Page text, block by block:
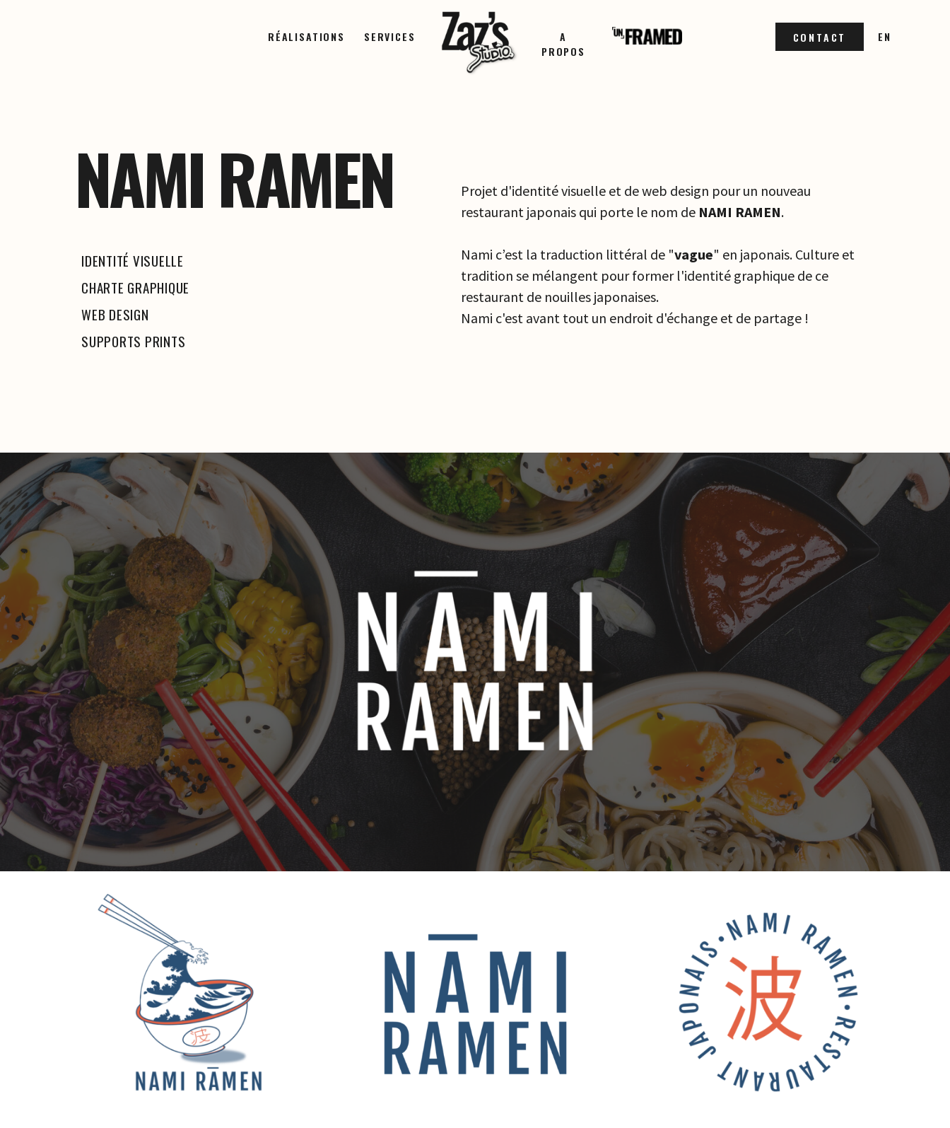
RÉALISATIONS SERVICES
A
PROPOS
CONTACT EN
Projet d'identité visuelle et de web design pour un nouveau
restaurant japonais qui porte le nom de NAMI RAMEN.
Nami c’est la traduction littéral de "vague" en japonais. Culture et
tradition se mélangent pour former l'identité graphique de ce
restaurant de nouilles japonaises.
Nami c'est avant tout un endroit d'échange et de partage !
IDENTITÉ VISUELLE
CHARTE GRAPHIQUE
WEB DESIGN
SUPPORTS PRINTS
NAMI RAMEN